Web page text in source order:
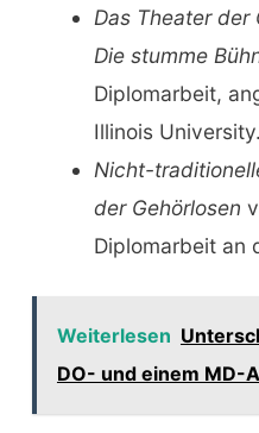
Das Theater der
Die stumme
Diplomarbeit,
Illinois University.
Nicht-
der Gehörlosen
Diplomarbeit an
Weiterlesen
DO- und einem MD-